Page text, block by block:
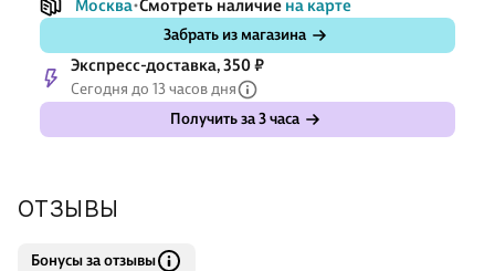
Москва Смотреть наличие на карте
Забрать из магазина
Экспресс-доставка, 350 ₽
Сегодня до 13 часов дня
Получить за 3 часа
ОТЗЫВЫ
Бонусы за отзывы